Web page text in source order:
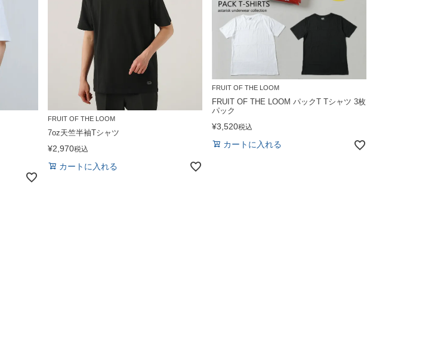
FRUIT OF THE LOOM
7oz天竺半袖Tシャツ
¥2,970税込
カートに入れる
FRUIT OF THE LOOM
FRUIT OF THE LOOM パックT Tシャツ 3枚
パック
¥3,520税込
カートに入れる